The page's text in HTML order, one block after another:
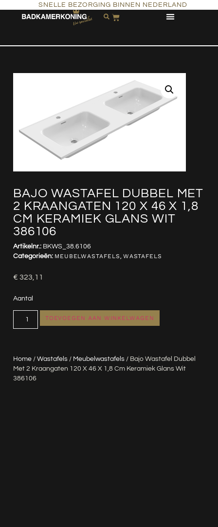
SNELLE BEZORGING BINNEN NEDERLAND
BAJO WASTAFEL DUBBEL MET
2 KRAANGATEN 120 X 46 X 1,8
CM KERAMIEK GLANS WIT
386106
Home/ Wastafels/ Meubelwastafels/ Bajo Wastafel Dubbel
Met 2 Kraangaten 120 X 46 X 1,8 Cm Keramiek Glans Wit
386106
Artikelnr.: BKWS_38.6106
Categorieën: MEUBELWASTAFELS WASTAFELS
€ 323,11
Aantal
TOEVOEGEN AAN WINKELWAGEN